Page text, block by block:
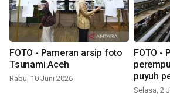
FOTO - Pameran arsip foto
Tsunami Aceh
Rabu, 10 Juni 2026
FOTO -
puyuh
Selasa, 2